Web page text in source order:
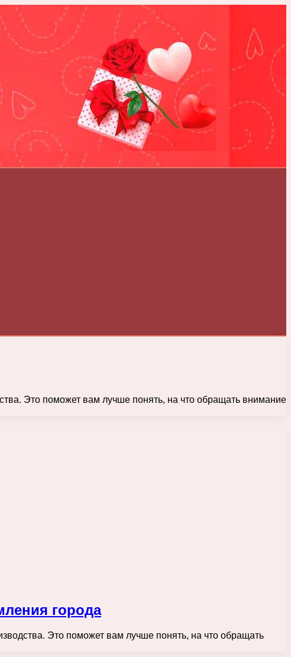
Это поможет вам лучше понять, на что обращать внимание
города
Это поможет вам лучше понять, на что обращать